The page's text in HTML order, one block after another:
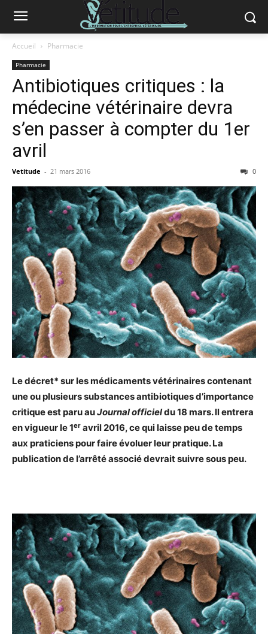
Accueil Pharmacie
Pharmacie
Antibiotiques critiques : la
médecine vétérinaire devra
s’en passer à compter du 1er
avril
Vetitude - 21 mars 2016 0
Le décret* sur les médicaments vétérinaires contenant
une ou plusieurs substances antibiotiques d’importance
critique est paru auJournal officieldu 18 mars. Il entrera
en vigueur le 1er avril 2016,ce qui laisse peu de temps
aux praticiens pour faire évoluer leur pratique. La
publication de l’arrêté associé devrait suivre sous peu.